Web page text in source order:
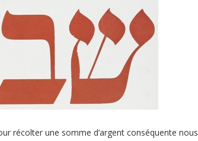
récolter une somme d’argent conséquente nous